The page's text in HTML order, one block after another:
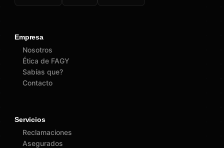
Empresa
Nosotros
Ética de FAGY
Sabías que?
Contacto
Servicios
Reclamaciones
Asegurados